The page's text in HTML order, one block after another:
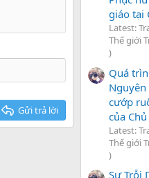
Gửi trả lời
giáo tại
Latest:
Thế giới
)
Quá
Nguyên
cướp
của
Latest:
Thế giới
)
Sự Trỗi